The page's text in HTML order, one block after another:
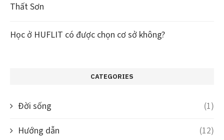
Thất Sơn
Học ở HUFLIT có được chọn cơ sở không?
CATEGORIES
Đời sống
(1)
Hướng dẫn
(12)